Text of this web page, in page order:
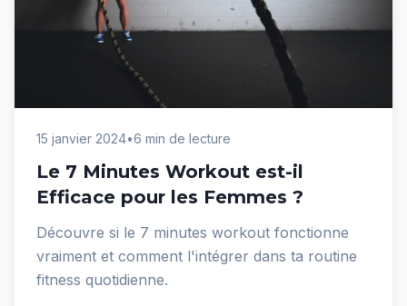
15 janvier 2024•6 min de lecture
Le 7 Minutes Workout est-il
Efficace pour les Femmes ?
Découvre si le 7 minutes workout fonctionne
vraiment et comment l'intégrer dans ta routine
fitness quotidienne.